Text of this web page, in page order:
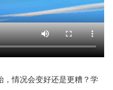
，情况会变好还是更糟？学